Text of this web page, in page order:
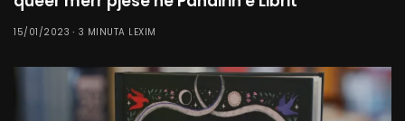
15/01/2023 3 MINUTA LEXIM